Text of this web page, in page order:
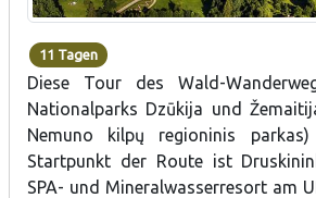
11 Tagen
Diese Tour des Wald-
Nationalparks Dzūkija und
Nemuno kilpų regioninis
Startpunkt der Route ist
SPA- und Mineralwasserresort am